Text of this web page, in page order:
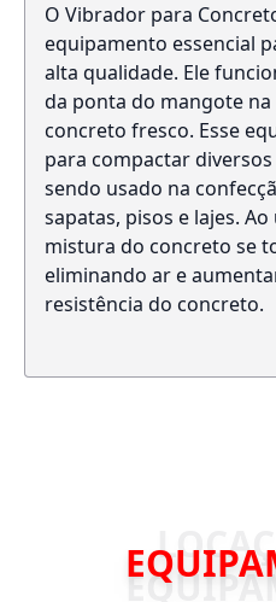
O Vibrador para
equipamento essencial
alta qualidade. Ele
da ponta do mangote
concreto fresco. Esse
para compactar
sendo usado na
sapatas, pisos e lajes.
mistura do concreto se
eliminando ar e
resistência do concreto.